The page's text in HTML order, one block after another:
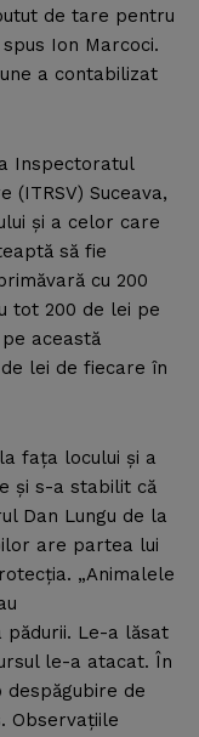
de tare pentru
Ion Marcoci.
a contabilizat
Inspectoratul
(ITRSV) Suceava,
şi a celor care
să fie
cu 200
tot 200 de lei pe
această
lei de fiecare în
faţa locului şi a
şi s-a stabilit că
Dan Lungu de la
are partea lui
„Animalele
pădurii. Le-a lăsat
le-a atacat. În
de
Observaţiile